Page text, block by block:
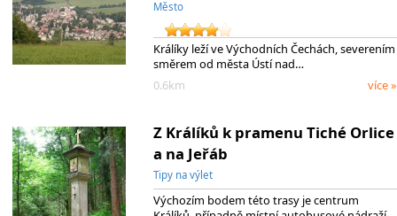
Město
Králíky leží ve Východních Čechách, severením
směrem od města Ústí nad…
0.6km
více »
Z Králíků k pramenu Tiché Orlice
a na Jeřáb
Tipy na výlet
Výchozím bodem této trasy je centrum